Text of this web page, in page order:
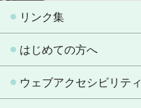
リンク集
はじめての方へ
ウェブアクセシビリティ